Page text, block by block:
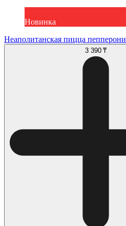
Новинка
Неаполитанская пицца пепперони
3 390 ₸